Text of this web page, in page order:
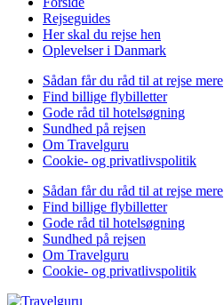
Rejseguides
Her skal du rejse hen
Oplevelser i Danmark
Sådan får du råd til at rejse mere
Find billige flybilletter
Gode råd til hotelsøgning
Sundhed på rejsen
Om Travelguru
Cookie- og privatlivspolitik
Sådan får du råd til at rejse mere
Find billige flybilletter
Gode råd til hotelsøgning
Sundhed på rejsen
Om Travelguru
Cookie- og privatlivspolitik